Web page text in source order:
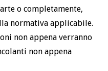
o completamente,
normativa applicabile.
non appena verranno
non appena